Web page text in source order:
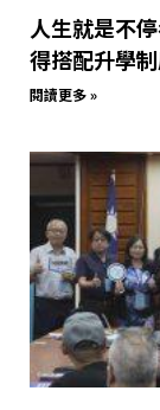
人生就是不
得搭配升學
閱讀更多 »